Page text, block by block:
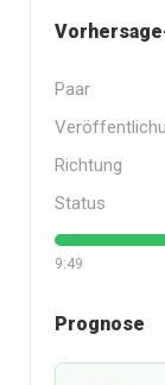
Paar
Richtung
Status
9:49
Prognose